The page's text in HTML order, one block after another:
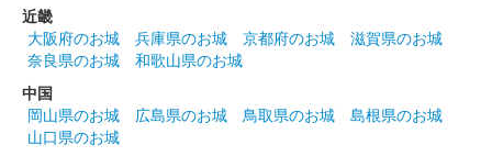
安中城 御城印 群馬戦国御城印サミット限定版
販売終了
100枚限定
近畿
大阪府のお城
兵庫県のお城 京都府のお城
滋賀県のお城
奈良県のお城
和歌山県のお城
中国
岡山県のお城
広島県のお城 鳥取県のお城
島根県のお城
山口県のお城